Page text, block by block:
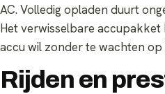
AC. Volledig opladen duurt
Het verwisselbare
accu wil zonder te wachten op
Rijden en